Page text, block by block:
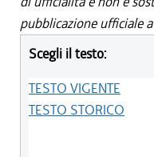
pubblicazione ufficiale
Scegli il testo:
TESTO VIGENTE
TESTO STORICO